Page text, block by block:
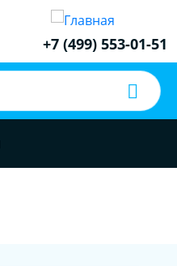
+7 (499) 553-01-51